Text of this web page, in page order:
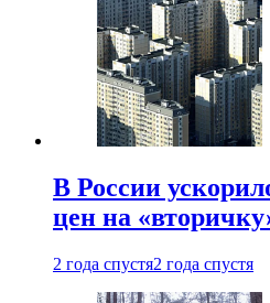
В России
цен на
2 года спустя2 года спустя